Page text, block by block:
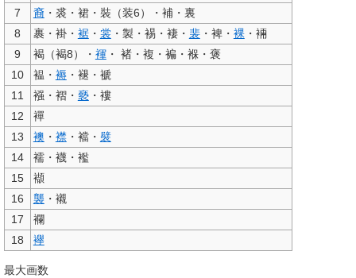
7
裔・裘・裙・裝（装6）・補・裏
8
裹・褂・ 裾・ 裳 ・製・裼・褄・ 裴・裨・ 裸・裲
9
褐（褐8）・ 褌・ 褚・複・褊・褓・褒
10
褞・ 褥・褪・褫
11
襁・褶・ 褻・褸
12
襌
13
襖 ・ 襟・襠・ 襞
14
襦・襪・襤
15
襭
16
襲・襯
17
襴
18
襷
最大画数